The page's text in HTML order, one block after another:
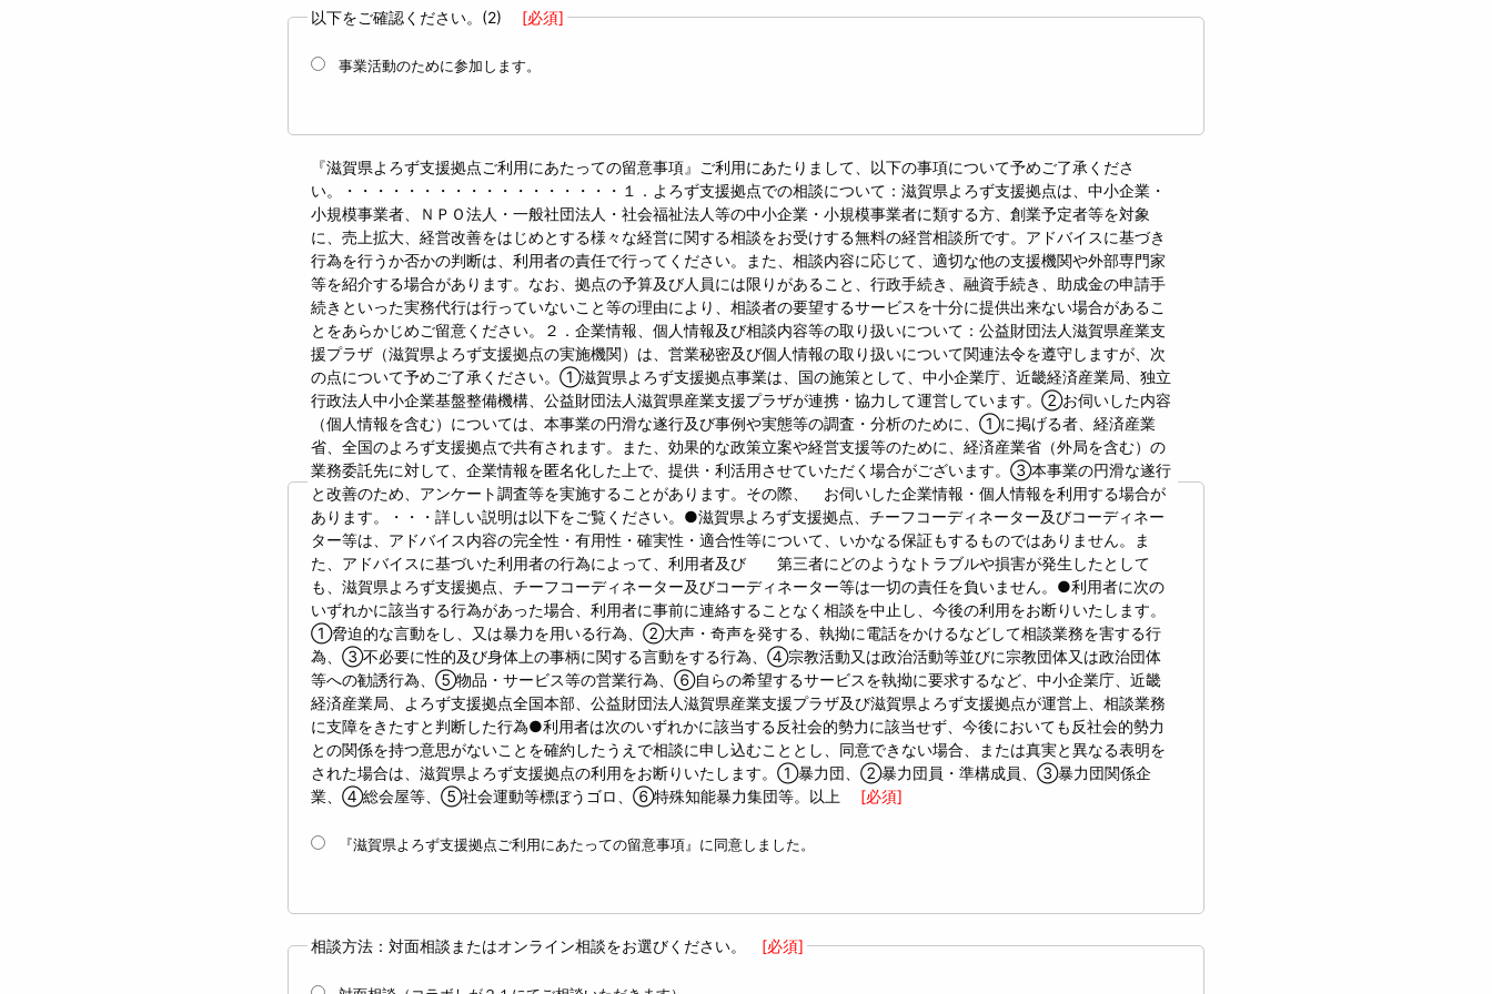
以下をご確認ください。(2) [必須]
事業活動のために参加します。
『滋賀県よろず支援拠点ご利用にあたっての留意事項』ご利用にあたりまして、以下の事項について予めご了承くださ
い。・・・・・・・・・・・・・・・・・・１．よろず支援拠点での相談について：滋賀県よろず支援拠点は、中小企業・
小規模事業者、ＮＰＯ法人・一般社団法人・社会福祉法人等の中小企業・小規模事業者に類する方、創業予定者等を対象
に、売上拡大、経営改善をはじめとする様々な経営に関する相談をお受けする無料の経営相談所です。アドバイスに基づき
行為を行うか否かの判断は、利用者の責任で行ってください。また、相談内容に応じて、適切な他の支援機関や外部専門家
等を紹介する場合があります。なお、拠点の予算及び人員には限りがあること、行政手続き、融資手続き、助成金の申請手
続きといった実務代行は行っていないこと等の理由により、相談者の要望するサービスを十分に提供出来ない場合があるこ
とをあらかじめご留意ください。２．企業情報、個人情報及び相談内容等の取り扱いについて：公益財団法人滋賀県産業支
援プラザ（滋賀県よろず支援拠点の実施機関）は、営業秘密及び個人情報の取り扱いについて関連法令を遵守しますが、次
の点について予めご了承ください。①滋賀県よろず支援拠点事業は、国の施策として、中小企業庁、近畿経済産業局、独立
行政法人中小企業基盤整備機構、公益財団法人滋賀県産業支援プラザが連携・協力して運営しています。②お伺いした内容
（個人情報を含む）については、本事業の円滑な遂行及び事例や実態等の調査・分析のために、①に掲げる者、経済産業
省、全国のよろず支援拠点で共有されます。また、効果的な政策立案や経営支援等のために、経済産業省（外局を含む）の
業務委託先に対して、企業情報を匿名化した上で、提供・利活用させていただく場合がございます。③本事業の円滑な遂行
と改善のため、アンケート調査等を実施することがあります。その際、 お伺いした企業情報・個人情報を利用する場合が
あります。・・・詳しい説明は以下をご覧ください。●滋賀県よろず支援拠点、チーフコーディネーター及びコーディネー
ター等は、アドバイス内容の完全性・有用性・確実性・適合性等について、いかなる保証もするものではありません。ま
た、アドバイスに基づいた利用者の行為によって、利用者及び 第三者にどのようなトラブルや損害が発生したとして
も、滋賀県よろず支援拠点、チーフコーディネーター及びコーディネーター等は一切の責任を負いません。●利用者に次の
いずれかに該当する行為があった場合、利用者に事前に連絡することなく相談を中止し、今後の利用をお断りいたします。
①脅迫的な言動をし、又は暴力を用いる行為、②大声・奇声を発する、執拗に電話をかけるなどして相談業務を害する行
為、③不必要に性的及び身体上の事柄に関する言動をする行為、④宗教活動又は政治活動等並びに宗教団体又は政治団体
等への勧誘行為、⑤物品・サービス等の営業行為、⑥自らの希望するサービスを執拗に要求するなど、中小企業庁、近畿
経済産業局、よろず支援拠点全国本部、公益財団法人滋賀県産業支援プラザ及び滋賀県よろず支援拠点が運営上、相談業務
に支障をきたすと判断した行為●利用者は次のいずれかに該当する反社会的勢力に該当せず、今後においても反社会的勢力
との関係を持つ意思がないことを確約したうえで相談に申し込むこととし、同意できない場合、または真実と異なる表明を
された場合は、滋賀県よろず支援拠点の利用をお断りいたします。①暴力団、②暴力団員・準構成員、③暴力団関係企
業、④総会屋等、⑤社会運動等標ぼうゴロ、⑥特殊知能暴力集団等。以上
[必須]
『滋賀県よろず支援拠点ご利用にあたっての留意事項』に同意しました。
相談方法：対面相談またはオンライン相談をお選びください。 [必須]